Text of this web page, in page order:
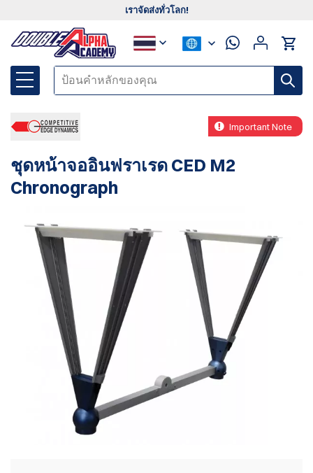
เราจัดส่งทั่วโลก!
Important Note
ชุดหน้าจออินฟราเรด CED M2
Chronograph